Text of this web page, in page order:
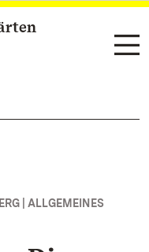
| ALLGEMEINES